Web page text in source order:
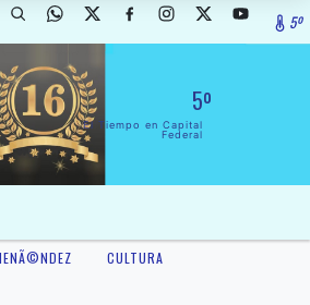
5º
5º
El Tiempo en Capital
Federal
CULTURA